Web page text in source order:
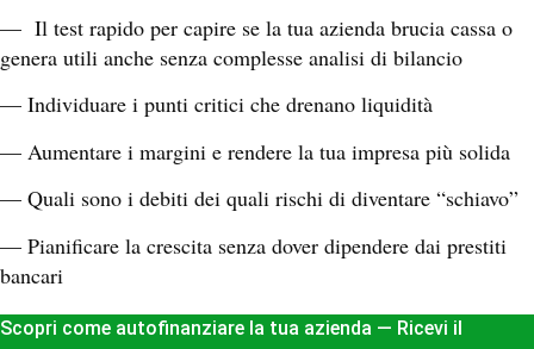
— Il test rapido per capire se la tua azienda brucia cassa o
genera utili anche senza complesse analisi di bilancio
— Individuare i punti critici che drenano liquidità
— Aumentare i margini e rendere la tua impresa più solida
— Quali sono i debiti dei quali rischi di diventare “schiavo”
— Pianificare la crescita senza dover dipendere dai prestiti
bancari
Scopri come autofinanziare la tua azienda — Ricevi il